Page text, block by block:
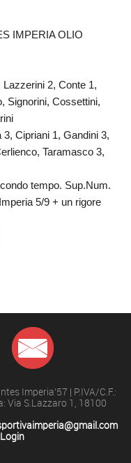
IMPERIA OLIO
2, Conte 1,
Signorini, Cossettini,
Cipriani 1, Gandini 3,
Taramasco 3,
tempo. Sup.Num.
5/9 + un rigore
Imperia'57 | P.IVA/C.F.:
Via S.Lazzaro 1, 18100
Login